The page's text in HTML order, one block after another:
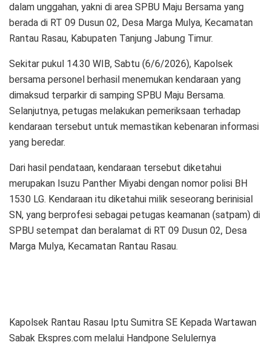
dalam unggahan, yakni di area SPBU Maju Bersama yang
berada di RT 09 Dusun 02, Desa Marga Mulya, Kecamatan
Rantau Rasau, Kabupaten Tanjung Jabung Timur.
Sekitar pukul 14.30 WIB, Sabtu (6/6/2026), Kapolsek
bersama personel berhasil menemukan kendaraan yang
dimaksud terparkir di samping SPBU Maju Bersama.
Selanjutnya, petugas melakukan pemeriksaan terhadap
kendaraan tersebut untuk memastikan kebenaran informasi
yang beredar.
Dari hasil pendataan, kendaraan tersebut diketahui
merupakan Isuzu Panther Miyabi dengan nomor polisi BH
1530 LG. Kendaraan itu diketahui milik seseorang berinisial
SN, yang berprofesi sebagai petugas keamanan (satpam) di
SPBU setempat dan beralamat di RT 09 Dusun 02, Desa
Marga Mulya, Kecamatan Rantau Rasau.
Kapolsek Rantau Rasau Iptu Sumitra SE Kepada Wartawan
Sabak Ekspres.com melalui Handpone Selulernya